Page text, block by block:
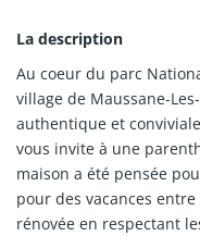
La description
Au coeur du parc
village de Maussane-
authentique et
vous invite à une
maison a été pensée
pour des vacances
rénovée en respectant